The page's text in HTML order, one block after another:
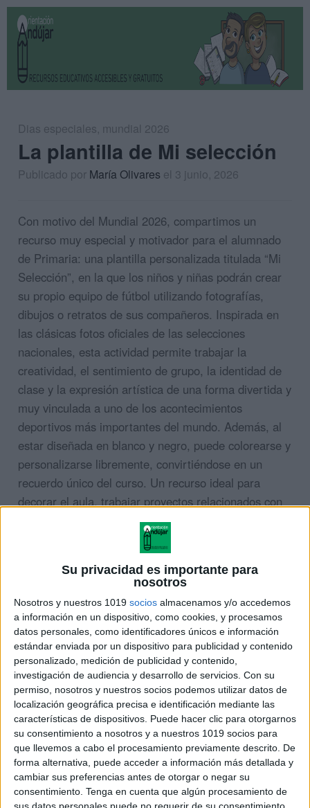
Su privacidad es importante para
nosotros
Nosotros y nuestros 1019 socios almacenamos y/o accedemos
a información en un dispositivo, como cookies, y procesamos
datos personales, como identificadores únicos e información
estándar enviada por un dispositivo para publicidad y contenido
personalizado, medición de publicidad y contenido,
investigación de audiencia y desarrollo de servicios. Con su
permiso, nosotros y nuestros socios podemos utilizar datos de
localización geográfica precisa e identificación mediante las
características de dispositivos. Puede hacer clic para otorgarnos
su consentimiento a nosotros y a nuestros 1019 socios para
que llevemos a cabo el procesamiento previamente descrito. De
forma alternativa, puede acceder a información más detallada y
cambiar sus preferencias antes de otorgar o negar su
consentimiento. Tenga en cuenta que algún procesamiento de
sus datos personales puede no requerir de su consentimiento,
Dias especiales, mundial 2026
La plantilla de Mi selección
Publicado por María Olivares el 3 junio, 2026
Con motivo del Mundial 2026, compartimos un
recurso muy especial y motivador para el alumnado
de Primaria: una plantilla personalizada titulada “Mi
Selección”, en la que los niños y niñas podrán crear
su propio equipo de fútbol utilizando fotografías,
dibujos o retratos de sus compañeros. Inspirada en
las clásicas fotos oficiales de las selecciones
nacionales, esta actividad permite trabajar la
creatividad, el sentimiento de grupo, la identidad de
clase y la expresión artística de una forma divertida y
muy vinculada a uno de los acontecimientos
deportivos más importantes del mundo. Además, al
estar diseñada en blanco y negro, puede colorearse y
personalizarse libremente, convirtiéndose en un
recuerdo único del curso. Un recurso ideal para
decorar el aula, trabajar proyectos relacionados con
el Mundial 2026 o realizar dinámicas cooperativas
durante las últimas semanas de clase.
ÚNETE A NUESTRO GRUPO EXCLUSIVO DE